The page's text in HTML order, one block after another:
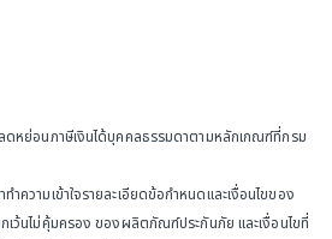
ดหย่อนภาษีเงินได้บุคคลธรรมดาตามหลักเกณฑ์ที่กรม
ำความเข้าใจรายละเอียดข้อกำหนดและเงื่อนไขของ
ว้นไม่คุ้มครอง ของผลิตภัณฑ์ประกันภัย และเงื่อนไขที่